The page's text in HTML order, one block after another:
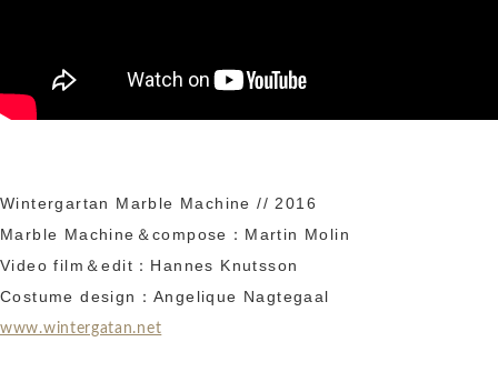
Wintergartan Marble Machine // 2016
Marble Machine＆compose：Martin Molin
Video film＆edit：Hannes Knutsson
Costume design：Angelique Nagtegaal
www.wintergatan.net